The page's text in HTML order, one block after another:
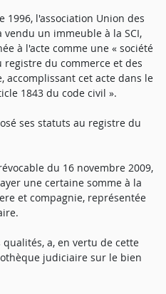
1996, l'association Union des
vendu un immeuble à la SCI,
à l'acte comme une « société
du commerce et des
accomplissant cet acte dans le
1843 du code civil ».
ses statuts au registre du
du 16 novembre 2009,
une certaine somme à la
et compagnie, représentée
qualités, a, en vertu de cette
judiciaire sur le bien